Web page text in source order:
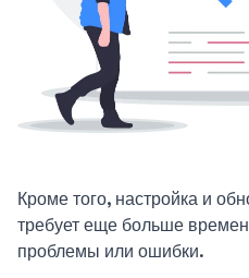
Кроме того, настройка и
требует еще больше
проблемы или ошибки.